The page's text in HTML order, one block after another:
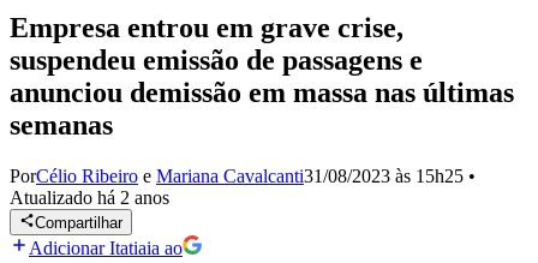
Empresa entrou em grave crise,
suspendeu emissão de passagens e
anunciou demissão em massa nas últimas
semanas
PorCélio Ribeiro e Mariana Cavalcanti31/08/2023 às 15h25 •
Atualizado há 2 anos
Compartilhar
Adicionar Itatiaia ao